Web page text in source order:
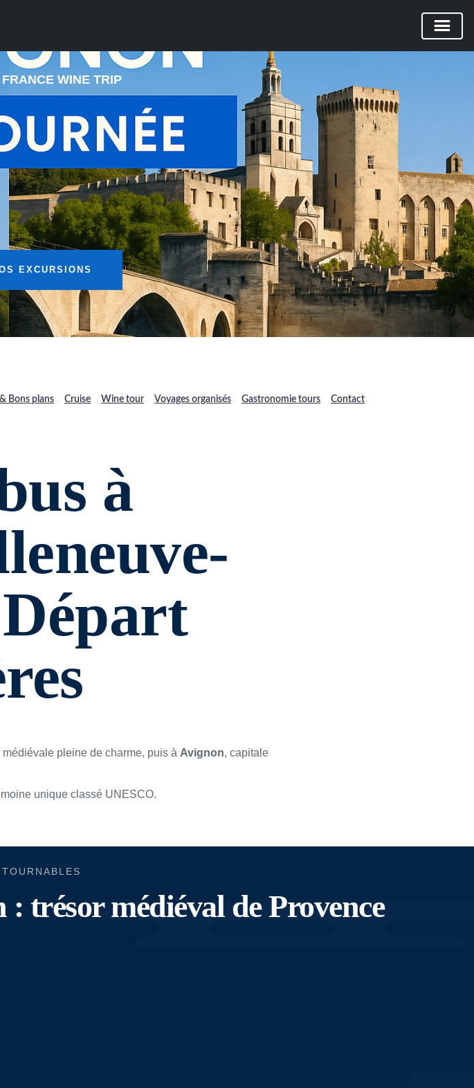
WINE TRIP
EXCURSIONS
Bons plans Cruise Wine tour Voyages organisés Gastronomie tours Contact
à
médiévale pleine de charme, puis à Avignon, capitale
unique classé UNESCO.
trésor médiéval de Provence